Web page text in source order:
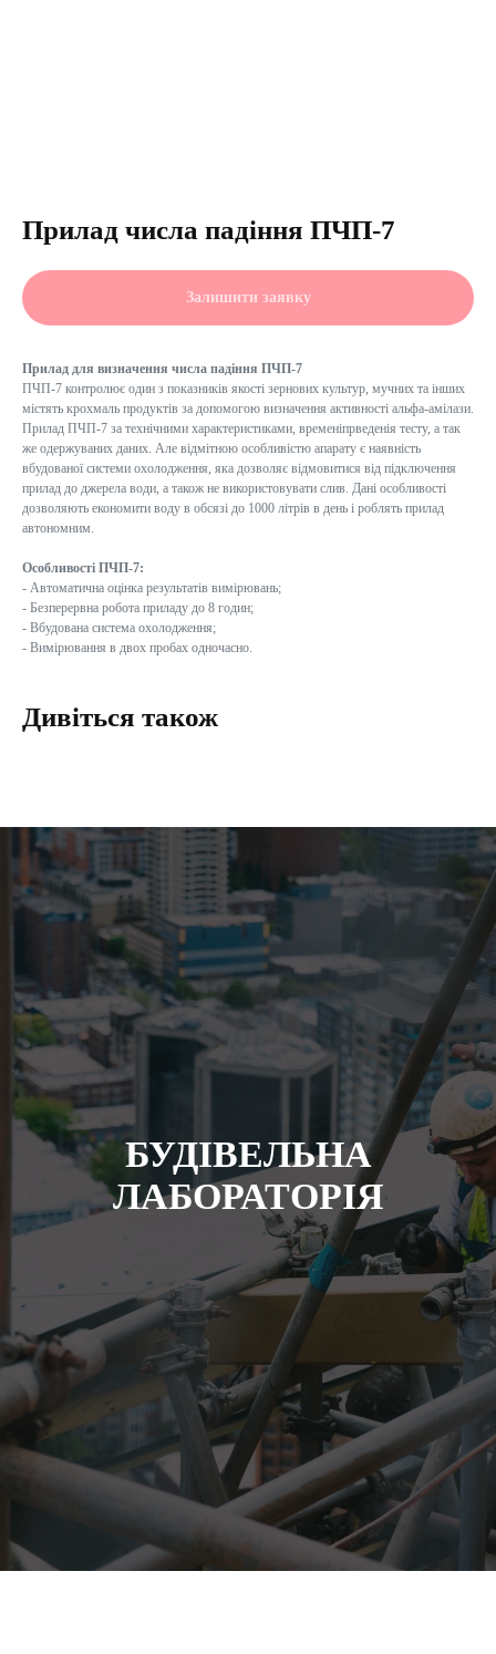
Прилад числа падіння ПЧП-7
Залишити заявку
Прилад для визначення числа падіння ПЧП-7
ПЧП-7 контролює один з показників якості зернових культур, мучних та інших
містять крохмаль продуктів за допомогою визначення активності альфа-амілази.
Прилад ПЧП-7 за технічними характеристиками, временіпрведенія тесту, а так
же одержуваних даних. Але відмітною особливістю апарату є наявність
вбудованої системи охолодження, яка дозволяє відмовитися від підключення
прилад до джерела води, а також не використовувати слив. Дані особливості
дозволяють економити воду в обсязі до 1000 літрів в день і роблять прилад
автономним.
Особливості ПЧП-7:
- Автоматична оцінка результатів вимірювань;
- Безперервна робота приладу до 8 годин;
- Вбудована система охолодження;
- Вимірювання в двох пробах одночасно.
Дивіться також
БУДIВЕЛЬНА
ЛАБОРАТОРIЯ